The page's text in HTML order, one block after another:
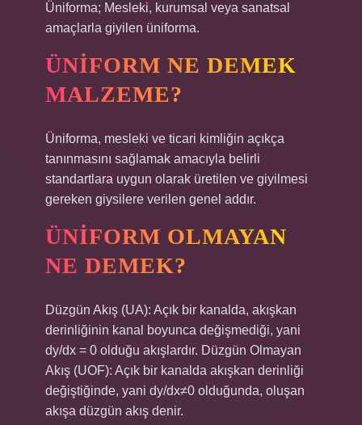
Üniforma; Mesleki, kurumsal veya sanatsal
amaçlarla giyilen üniforma.
ÜNIFORM NE DEMEK
MALZEME?
Üniforma, mesleki ve ticari kimliğin açıkça
tanınmasını sağlamak amacıyla belirli
standartlara uygun olarak üretilen ve giyilmesi
gereken giysilere verilen genel addır.
ÜNIFORM OLMAYAN
NE DEMEK?
Düzgün Akış (UA): Açık bir kanalda, akışkan
derinliğinin kanal boyunca değişmediği, yani
dy/dx = 0 olduğu akışlardır. Düzgün Olmayan
Akış (UOF): Açık bir kanalda akışkan derinliği
değiştiğinde, yani dy/dx≠0 olduğunda, oluşan
akışa düzgün akış denir.